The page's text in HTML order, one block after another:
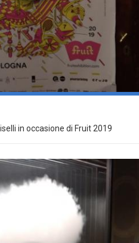
in occasione di Fruit 2019